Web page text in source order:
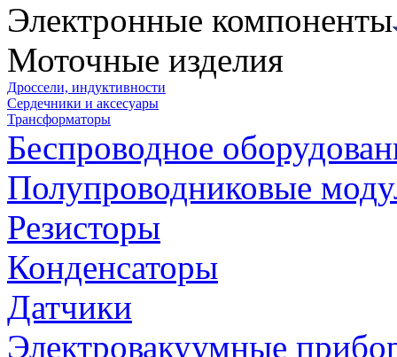
Электронные компоненты
Моточные изделия
Дроссели, индуктивности
Сердечники и аксесуары
Трансформаторы
Беспроводное
Полупроводниковые
Резисторы
Конденсаторы
Датчики
Электровакуумные